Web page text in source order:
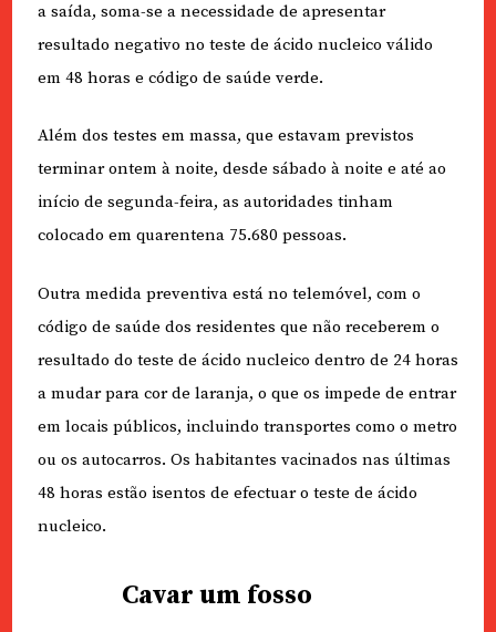
a saída, soma-se a necessidade de apresentar
resultado negativo no teste de ácido nucleico válido
em 48 horas e código de saúde verde.
Além dos testes em massa, que estavam previstos
terminar ontem à noite, desde sábado à noite e até ao
início de segunda-feira, as autoridades tinham
colocado em quarentena 75.680 pessoas.
Outra medida preventiva está no telemóvel, com o
código de saúde dos residentes que não receberem o
resultado do teste de ácido nucleico dentro de 24 horas
a mudar para cor de laranja, o que os impede de entrar
em locais públicos, incluindo transportes como o metro
ou os autocarros. Os habitantes vacinados nas últimas
48 horas estão isentos de efectuar o teste de ácido
nucleico.
Cavar um fosso